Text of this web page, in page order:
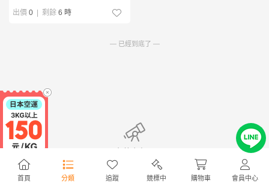
首頁 分類 追蹤 競標中 購物車 會員中心
出價 0 | 剩餘 6 時
— 已經到底了 —